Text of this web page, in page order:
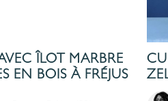
ÎLOT MARBRE
EN BOIS À FRÉJUS